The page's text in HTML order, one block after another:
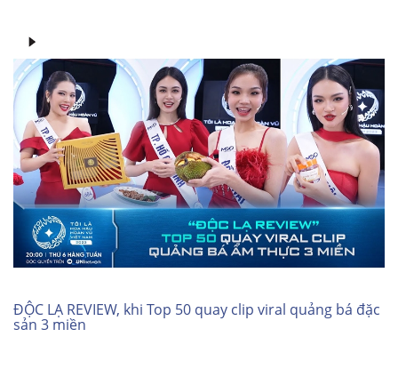
ĐỘC LẠ REVIEW, khi Top 50 quay clip viral quảng bá đặc
sản 3 miền